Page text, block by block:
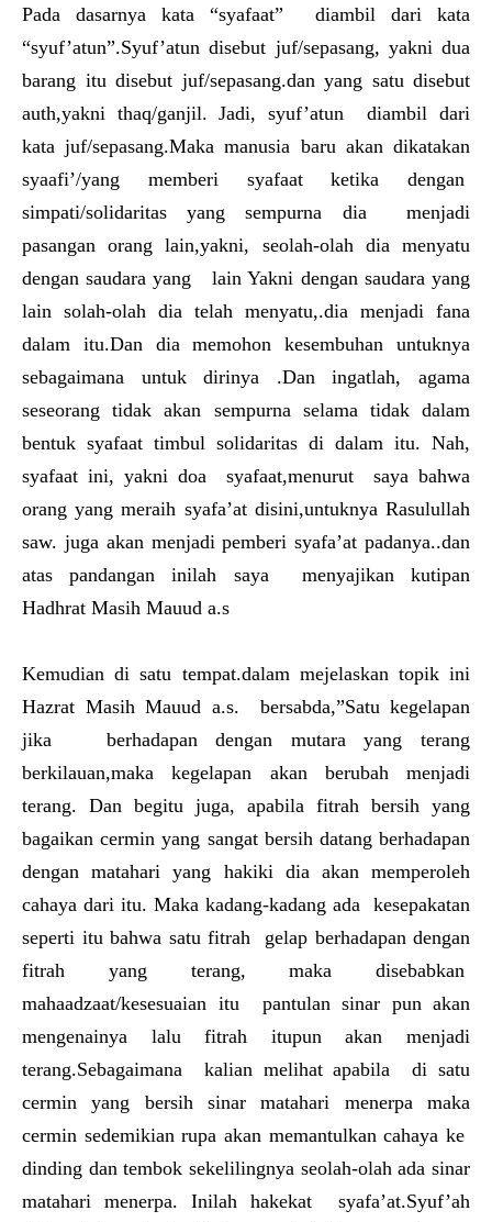
Pada dasarnya kata “syafaat” diambil dari kata
“syuf’atun”.Syuf’atun disebut juf/sepasang, yakni dua
barang itu disebut juf/sepasang.dan yang satu disebut
auth,yakni thaq/ganjil. Jadi, syuf’atun diambil dari
kata juf/sepasang.Maka manusia baru akan dikatakan
syaafi’/yang memberi syafaat ketika dengan
simpati/solidaritas yang sempurna dia menjadi
pasangan orang lain,yakni, seolah-olah dia menyatu
dengan saudara yang lain Yakni dengan saudara yang
lain solah-olah dia telah menyatu,.dia menjadi fana
dalam itu.Dan dia memohon kesembuhan untuknya
sebagaimana untuk dirinya .Dan ingatlah, agama
seseorang tidak akan sempurna selama tidak dalam
bentuk syafaat timbul solidaritas di dalam itu. Nah,
syafaat ini, yakni doa syafaat,menurut saya bahwa
orang yang meraih syafa’at disini,untuknya Rasulullah
saw. juga akan menjadi pemberi syafa’at padanya..dan
atas pandangan inilah saya menyajikan kutipan
Hadhrat Masih Mauud a.s
Kemudian di satu tempat.dalam mejelaskan topik ini
Hazrat Masih Mauud a.s. bersabda,”Satu kegelapan
jika berhadapan dengan mutara yang terang
berkilauan,maka kegelapan akan berubah menjadi
terang. Dan begitu juga, apabila fitrah bersih yang
bagaikan cermin yang sangat bersih datang berhadapan
dengan matahari yang hakiki dia akan memperoleh
cahaya dari itu. Maka kadang-kadang ada kesepakatan
seperti itu bahwa satu fitrah gelap berhadapan dengan
fitrah yang terang, maka disebabkan
mahaadzaat/kesesuaian itu pantulan sinar pun akan
mengenainya lalu fitrah itupun akan menjadi
terang.Sebagaimana kalian melihat apabila di satu
cermin yang bersih sinar matahari menerpa maka
cermin sedemikian rupa akan memantulkan cahaya ke
dinding dan tembok sekelilingnya seolah-olah ada sinar
matahari menerpa. Inilah hakekat syafa’at.Syuf’ah